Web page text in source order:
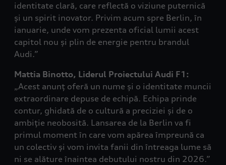
identitate clară, care reflectă o viziune puternică
și un spirit inovator. Privim acum spre Berlin, în
ianuarie, unde vom prezenta oficial lumii acest
capitol nou și plin de energie pentru brandul
Audi.”
Mattia Binotto, Liderul Proiectului Audi F1:
„Acest anunț oferă un nume și o identitate muncii
extraordinare depuse de echipă. Echipa prinde
contur, ghidată de o cultură a preciziei și de o
ambiție neobosită. Lansarea de la Berlin va fi
primul moment în care vom apărea împreună ca
un colectiv și vom invita fanii din întreaga lume să
ni se alăture înaintea debutului nostru din 2026.”